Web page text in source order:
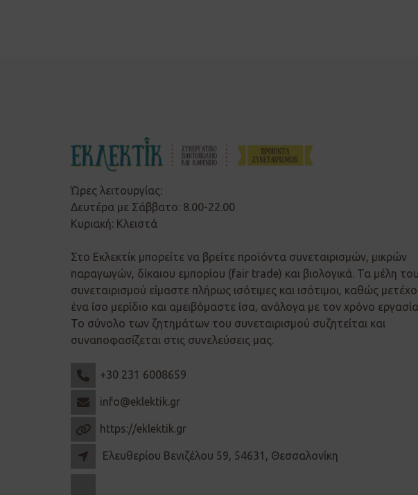
Ώρες λειτουργίας:
Δευτέρα με Σάββατο: 8.00-22.00
Κυριακή: Κλειστά
Στο Εκλεκτίκ μπορείτε να βρείτε προϊόντα συνεταιρισμών, μικρών
παραγωγών, δίκαιου εμπορίου (fair trade) και βιολογικά. Τα μέλη του
συνεταιρισμού είμαστε πλήρως ισότιμες και ισότιμοι, καθώς
ένα ίσο μερίδιο και αμειβόμαστε ίσα, ανάλογα με τον χρόνο
Το σύνολο των ζητημάτων του συνεταιρισμού συζητείται και
συναποφασίζεται στις συνελεύσεις μας.
+30 231 6008659
info@eklektik.gr
https://eklektik.gr
Ελευθερίου Βενιζέλου 59, 54631, Θεσσαλονίκη